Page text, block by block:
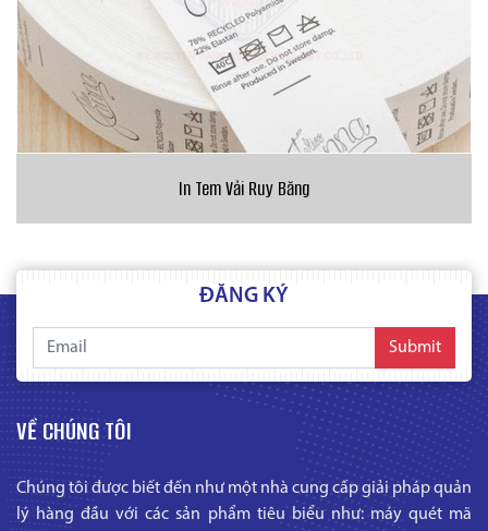
In Tem Vải Ruy Băng
ĐĂNG KÝ
Submit
VỀ CHÚNG TÔI
Chúng tôi được biết đến như một nhà cung cấp giải pháp quản
lý hàng đầu với các sản phẩm tiêu biểu như: máy quét mã